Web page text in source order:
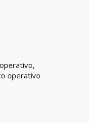
operativo